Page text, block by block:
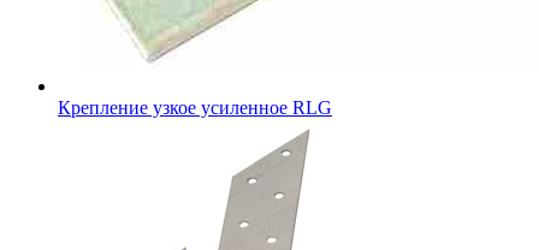
Крепление узкое усиленное RLG